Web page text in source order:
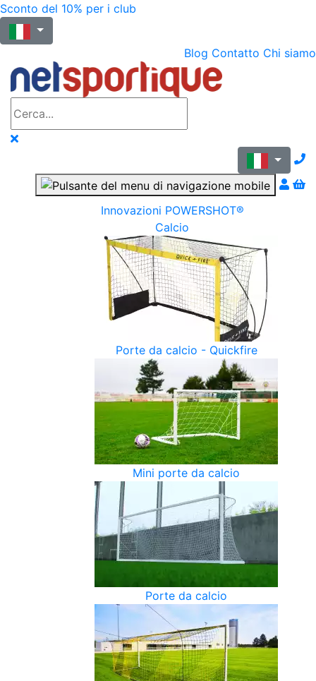
Sconto del 10% per i club
Blog Contatto Chi siamo
Innovazioni POWERSHOT®
Calcio
Porte da calcio - Quickfire
Mini porte da calcio
Porte da calcio